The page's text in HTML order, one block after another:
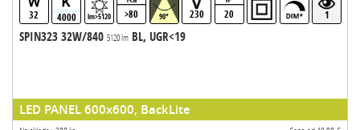
32 4000 lm>5120 >80 90° 230 20 1
SPIN323 32W/840 5120 lmBL, UGR<19
LED PANEL 600x600, BackLite